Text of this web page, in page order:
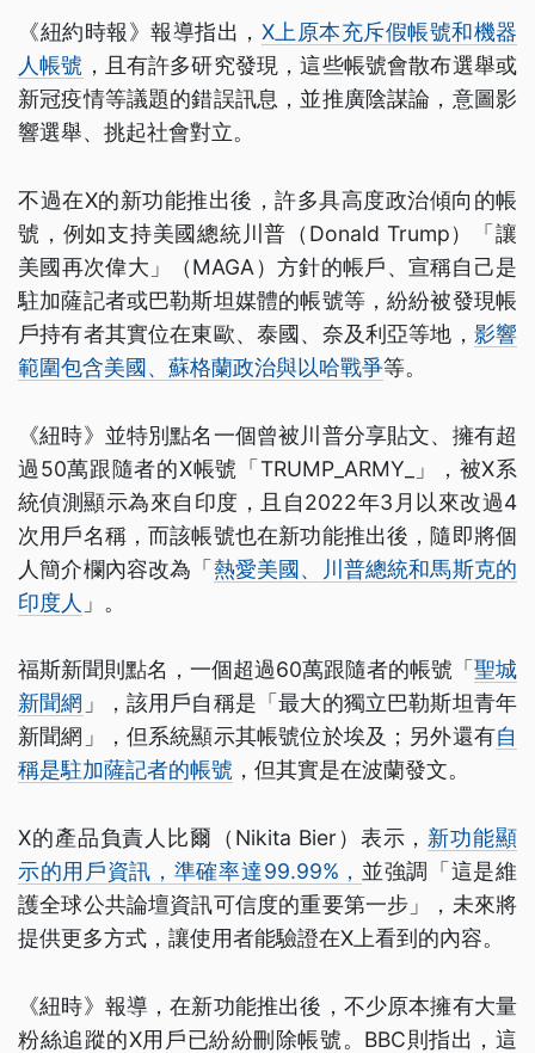
《紐約時報》報導指出， X上原本充斥假帳號和機器
人帳號 ，且有許多研究發現，這些帳號會散布選舉或
新冠疫情等議題的錯誤訊息，並推廣陰謀論，意圖影
響選舉、挑起社會對立。
不過在X的新功能推出後，許多具高度政治傾向的帳
號，例如支持美國總統川普（Donald Trump）「讓
美國再次偉大」（MAGA）方針的帳戶、宣稱自己是
駐加薩記者或巴勒斯坦媒體的帳號等，紛紛被發現帳
戶持有者其實位在東歐、泰國、奈及利亞等地， 影響
範圍包含美國、蘇格蘭政治與以哈戰爭等。
《紐時》並特別點名一個曾被川普分享貼文、擁有超
過50萬跟隨者的X帳號「TRUMP_ARMY_」，被X系
統偵測顯示為來自印度，且自2022年3月以來改過4
次用戶名稱，而該帳號也在新功能推出後，隨即將個
人簡介欄內容改為「熱愛美國、川普總統和馬斯克的
印度人 」。
福斯新聞則點名，一個超過60萬跟隨者的帳號「 聖城
新聞網 」，該用戶自稱是「最大的獨立巴勒斯坦青年
新聞網」，但系統顯示其帳號位於埃及；另外還有自
稱是駐加薩記者的帳號 ，但其實是在波蘭發文。
X的產品負責人比爾（Nikita Bier）表示， 新功能顯
示的用戶資訊，準確率達99.99%， 並強調「這是維
護全球公共論壇資訊可信度的重要第一步」，未來將
提供更多方式，讓使用者能驗證在X上看到的內容。
《紐時》報導，在新功能推出後，不少原本擁有大量
粉絲追蹤的X用戶已紛紛刪除帳號。BBC則指出，這